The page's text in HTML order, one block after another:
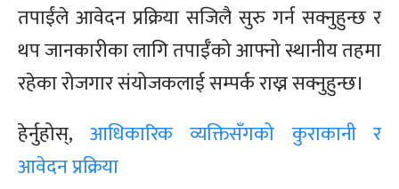
तपाईंले आवेदन प्रक्रिया सजिलै सुरु गर्न सक्नुहुन्छ र
थप जानकारीका लागि तपाईँको आफ्नो स्थानीय तहमा
रहेका रोजगार संयोजकलाई सम्पर्क राख्न सक्नुहुन्छ।
हेर्नुहोस्, आधिकारिक व्यक्तिसँगको कुराकानी र
आवेदन प्रक्रिया